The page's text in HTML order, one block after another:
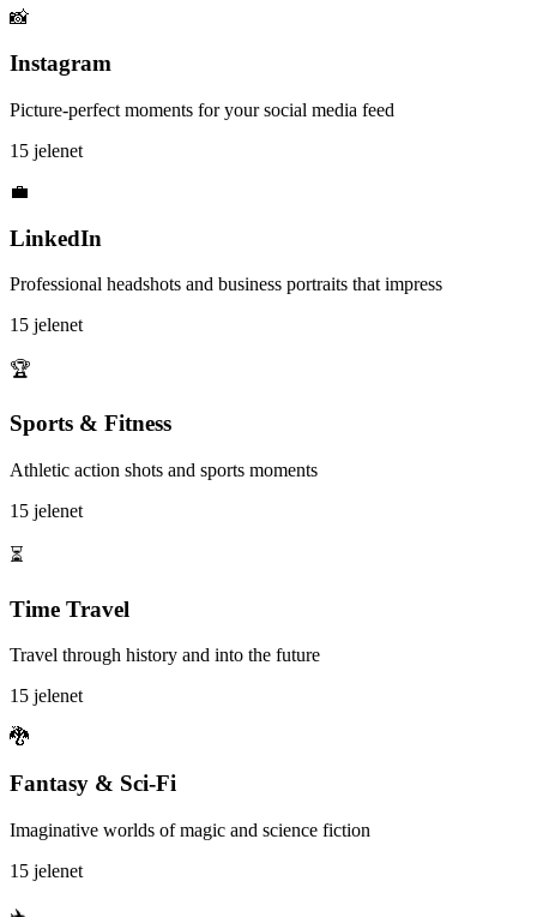
📸
Instagram
Picture-perfect moments for your social media feed
15 jelenet
💼
LinkedIn
Professional headshots and business portraits that impress
15 jelenet
🏆
Sports & Fitness
Athletic action shots and sports moments
15 jelenet
⏳
Time Travel
Travel through history and into the future
15 jelenet
🐉
Fantasy & Sci-Fi
Imaginative worlds of magic and science fiction
15 jelenet